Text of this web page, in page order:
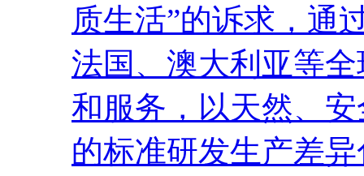
质生活”的诉求，通
法国、澳大利亚等
和服务，以天然、
的标准研发生产差